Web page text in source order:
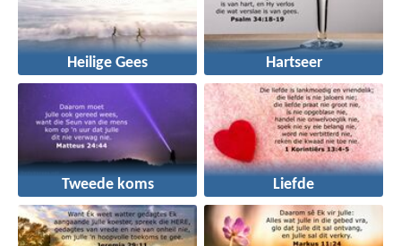
Heilige Gees Hartseer
Tweede koms Liefde